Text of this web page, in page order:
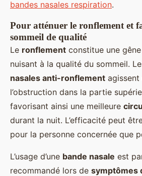
bandes nasales respiration.
Pour atténuer le ronflement et
sommeil de qualité
Le ronflement constitue une
nuisant à la qualité du sommeil.
nasales anti-ronflement agissent
l’obstruction dans la partie
favorisant ainsi une meilleure
durant la nuit. L’efficacité peut
pour la personne concernée que
L’usage d’une bande nasale est
recommandé lors de symptômes